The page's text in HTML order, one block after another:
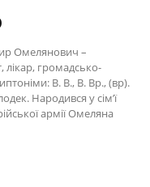
Омелянович –
лікар, громадсько-
В. В., В. Вр., (вр).
Народився у сім’ї
армії Омеляна